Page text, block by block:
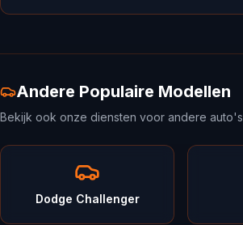
Andere Populaire Modellen
Bekijk ook onze diensten voor andere auto's
Dodge Challenger